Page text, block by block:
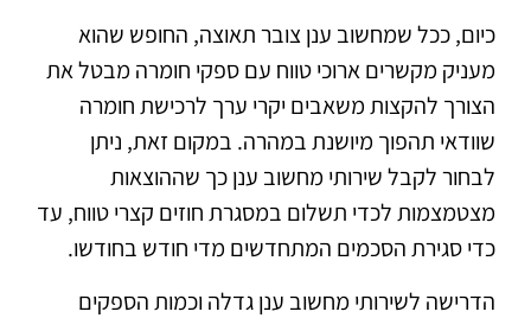
כיום, ככל שמחשוב ענן צובר תאוצה, החופש שהוא
מעניק מקשרים ארוכי טווח עם ספקי חומרה מבטל את
הצורך להקצות משאבים יקרי ערך לרכישת חומרה
שוודאי תהפוך מיושנת במהרה. במקום זאת, ניתן
לבחור לקבל שירותי מחשוב ענן כך שההוצאות
מצטמצמות לכדי תשלום במסגרת חוזים קצרי טווח, עד
כדי סגירת הסכמים המתחדשים מדי חודש בחודשו.
הדרישה לשירותי מחשוב ענן גדלה וכמות הספקים